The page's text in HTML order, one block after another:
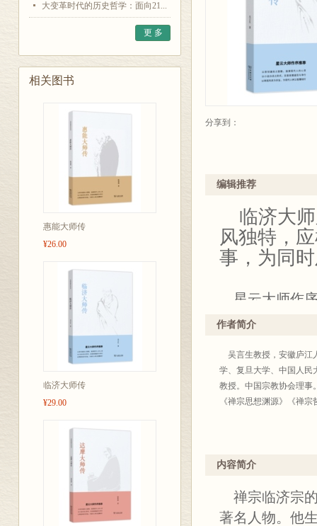
大变革时代的历史哲学：面向21...
更 多
相关图书
惠能大师传
¥26.00
临济大师传
¥29.00
分享到：
编辑推荐
临济大师
风独特，
事，为同
星云大师作
以亲切通俗之
以再现风采
作者简介
吴言生教授，安徽庐江
学、复旦大学、中国人民
教授。中国宗教协会理事
《禅宗思想渊源》《禅
内容简介
禅宗临济宗
著名人物。他